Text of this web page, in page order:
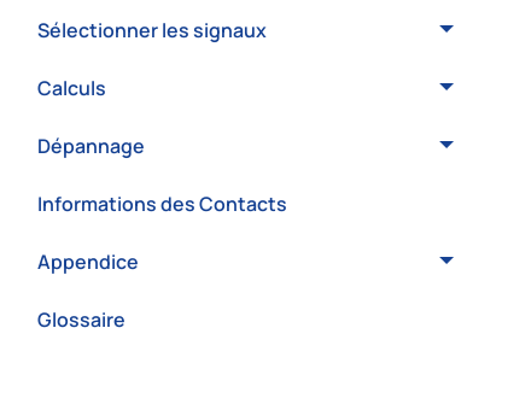
Sélectionner les signaux
Calculs
Dépannage
Informations des Contacts
Appendice
Glossaire